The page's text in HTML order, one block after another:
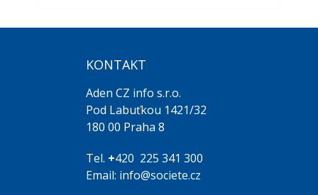
KONTAKT
Aden CZ info s.r.o.
Pod Labuťkou 1421/32
180 00 Praha 8
Tel. +420 225 341 300
Email: info@societe.cz